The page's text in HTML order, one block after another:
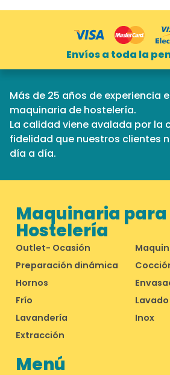
Envíos a toda la
Más de 25 años de experiencia
maquinaria de hostelería.
La calidad viene avalada por la
fidelidad que nuestros clientes
día a día.
Menú
Maquinaria para
Hostelería
Outlet- Ocasión
Preparación dinámica
Hornos
Frío
Lavado
Lavandería
Inox
Extracción